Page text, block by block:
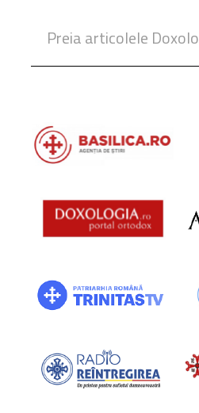
Preia articolele